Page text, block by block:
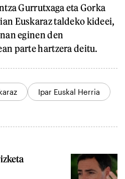
Gurrutxaga eta Gorka
Euskaraz taldeko kideei,
eginen den
parte hartzera deitu.
Ipar Euskal Herria